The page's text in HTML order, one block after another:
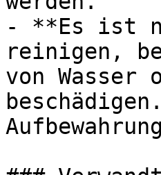
- **Es ist
reinigen,
von Wasser